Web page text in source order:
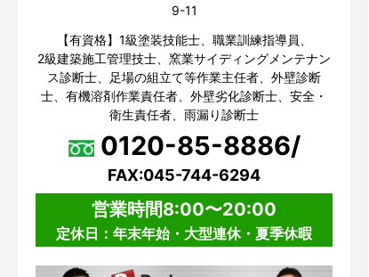
9-11
【有資格】1級塗装技能士、職業訓練指導員、
2級建築施工管理技士、窯業サイディングメンテナン
ス診断士、足場の組立て等作業主任者、外壁診断
士、有機溶剤作業責任者、外壁劣化診断士、安全・
衛生責任者、雨漏り診断士
0120-85-8886/
FAX:045-744-6294
営業時間8:00〜20:00
定休日：年末年始・大型連休・夏季休暇